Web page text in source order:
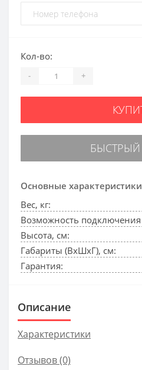
Основные характеристики
Вес, кг:
Возможность
Высота, см:
Габариты (ВхШхГ), см:
Гарантия:
Кол-во:
- +
БЫСТРЫЙ
Описание
Характеристики
Отзывов (0)